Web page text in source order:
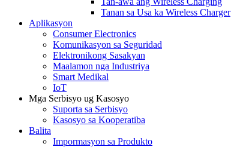
Tanan sa Usa ka Wireless Charger
Aplikasyon
Consumer Electronics
Komunikasyon sa Seguridad
Elektronikong Sasakyan
Maalamon nga Industriya
Smart Medikal
IoT
Mga Serbisyo ug Kasosyo
Suporta sa Serbisyo
Kasosyo sa Kooperatiba
Balita
Impormasyon sa Produkto